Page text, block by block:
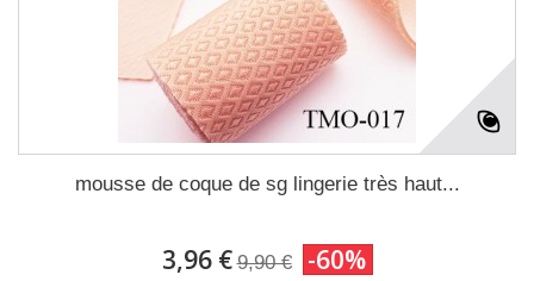
mousse de coque de sg lingerie très haut...
3,96 € 9,90 € -60%